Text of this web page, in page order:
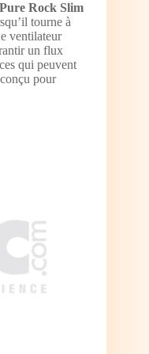
Pure Rock Slim
tourne à
ventilateur
un flux
qui peuvent
pour